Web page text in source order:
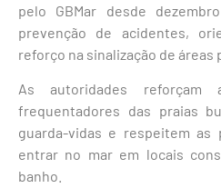
pelo GBMar desde
prevenção de acidentes,
reforço na sinalização de áreas
As autoridades
frequentadores das praias
guarda-vidas e respeitem as
entrar no mar em locais
banho.